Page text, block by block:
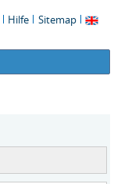
Hilfe Sitemap